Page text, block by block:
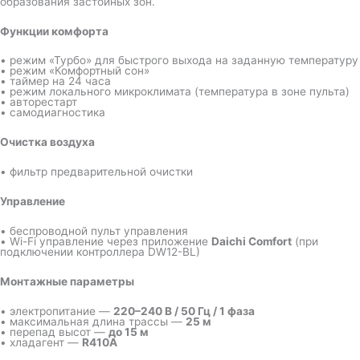
Функции комфорта
• режим «Турбо» для быстрого выхода на заданную температуру
• режим «Комфортный сон»
• таймер на 24 часа
• режим локального микроклимата (температура в зоне пульта)
• авторестарт
• самодиагностика
Очистка воздуха
• фильтр предварительной очистки
Управление
• беспроводной пульт управления
• Wi-Fi управление через приложение Daichi Comfort (при
подключении контроллера DW12-BL)
Монтажные параметры
• электропитание — 220–240 В / 50 Гц / 1 фаза
• максимальная длина трассы — 25 м
• перепад высот — до 15 м
• хладагент — R410A